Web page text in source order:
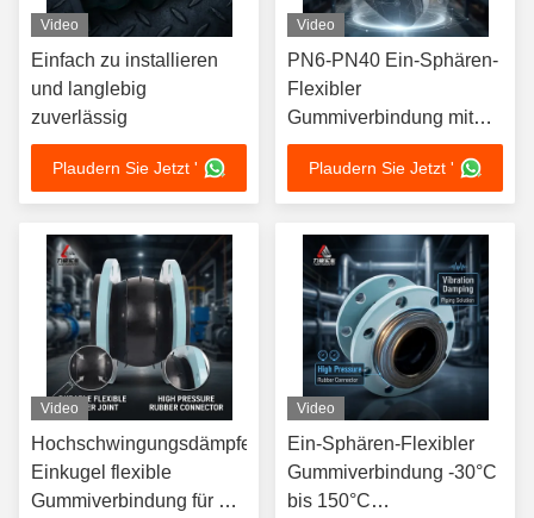
Video
Einfach zu installieren
und langlebig
zuverlässig
Plaudern Sie Jetzt '
Video
PN6-PN40 Ein-Sphären-
Flexibler
Gummiverbindung mit
anpassbarer
Flanschfarbe und
Flansch- /
Gewindeverbindung
Plaudern Sie Jetzt '
Video
Hochschwingungsdämpfende
Einkugel flexible
Gummiverbindung für 6-
Video
Ein-Sphären-Flexibler
Gummiverbindung -30°C
bis 150°C